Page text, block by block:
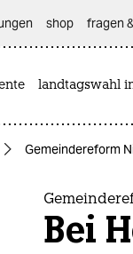
shop fragen
landtagswahl
Gemeindereform
Bei